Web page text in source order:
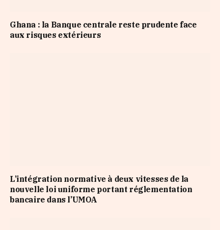
Ghana : la Banque centrale reste prudente face
aux risques extérieurs
L’intégration normative à deux vitesses de la
nouvelle loi uniforme portant réglementation
bancaire dans l’UMOA